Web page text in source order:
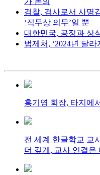
검찰, 검사로서 사명
‘직무상 의무’일 뿐
대한민국, 공정과 상
법제처, ‘2024년 달라
홍기영 회장, 타지에
전 세계 한글학교 교
더 깊게, 교사 연결은